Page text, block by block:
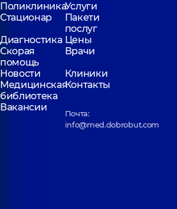
ПоликлиникаУслуги
Стационар
Пакети
послуг
Диагностика Цены
Скорая
помощь
Врачи
Новости
Клиники
Медицинская
библиотека
Контакты
Вакансии
Почта:
info@med.dobrobut.com